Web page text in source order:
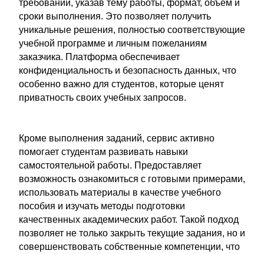
требований, указав тему работы, формат, объем и
сроки выполнения. Это позволяет получить
уникальные решения, полностью соответствующие
учебной программе и личным пожеланиям
заказчика. Платформа обеспечивает
конфиденциальность и безопасность данных, что
особенно важно для студентов, которые ценят
приватность своих учебных запросов.
Кроме выполнения заданий, сервис активно
помогает студентам развивать навыки
самостоятельной работы. Предоставляет
возможность ознакомиться с готовыми примерами,
использовать материалы в качестве учебного
пособия и изучать методы подготовки
качественных академических работ. Такой подход
позволяет не только закрыть текущие задания, но и
совершенствовать собственные компетенции, что